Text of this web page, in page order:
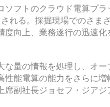
フトのクラウド電算プラ
れる。採掘現場でのさま
度向上、業務遂行の迅速
量の情報を処理し、オー
性能電算の能力をさらに
席副社長ジョセフ・ジアジ